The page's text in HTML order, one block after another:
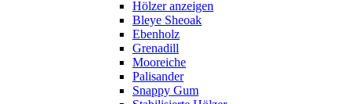
Hölzer anzeigen
Bleye Sheoak
Ebenholz
Grenadill
Mooreiche
Palisander
Snappy Gum